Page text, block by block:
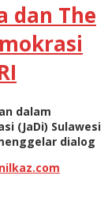
dan The
dalam
(JaDi) Sulawesi
dialog
nilkaz.com